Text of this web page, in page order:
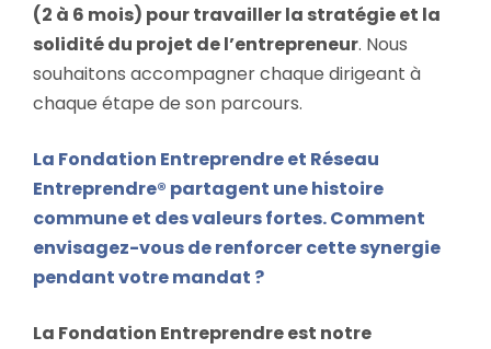
(2 à 6 mois) pour travailler la stratégie et la
solidité du projet de l’entrepreneur. Nous
souhaitons accompagner chaque dirigeant à
chaque étape de son parcours.
La Fondation Entreprendre et Réseau
Entreprendre® partagent une histoire
commune et des valeurs fortes. Comment
envisagez-vous de renforcer cette synergie
pendant votre mandat ?
La Fondation Entreprendre est notre